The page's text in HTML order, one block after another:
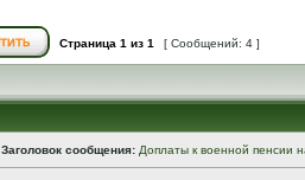
Страница 1 из 1 [ Сообщений: 4 ]
Заголовок сообщения: Доплаты к военной пенсии